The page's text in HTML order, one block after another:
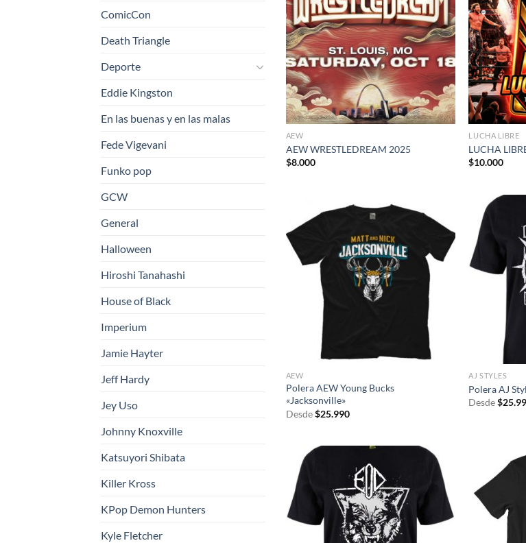
ComicCon
Death Triangle
Deporte
Eddie Kingston
En las buenas y en las malas
Fede Vigevani
Funko pop
GCW
General
Halloween
Hiroshi Tanahashi
House of Black
Imperium
Jamie Hayter
Jeff Hardy
Jey Uso
Johnny Knoxville
Katsuyori Shibata
Killer Kross
KPop Demon Hunters
Kyle Fletcher
AEW
AEW WRESTLEDREAM 2025
$8.000
LUCHA LIBRE
LUCHA
$10.000
AEW
Polera AEW Young Bucks
«Jacksonville»
Desde$25.990
AJ STYLES
Polera AJ
Desde $